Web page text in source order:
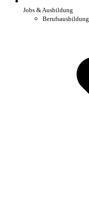
Jobs & Ausbildung
Berufsausbildung